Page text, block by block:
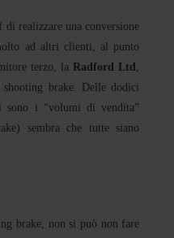
realizzare una conversione
ad altri clienti, al punto
terzo, la Radford Ltd
brake. Delle dodici
sono i “volumi di vendita”
sembra che tutte siano
brake, non si può non fare